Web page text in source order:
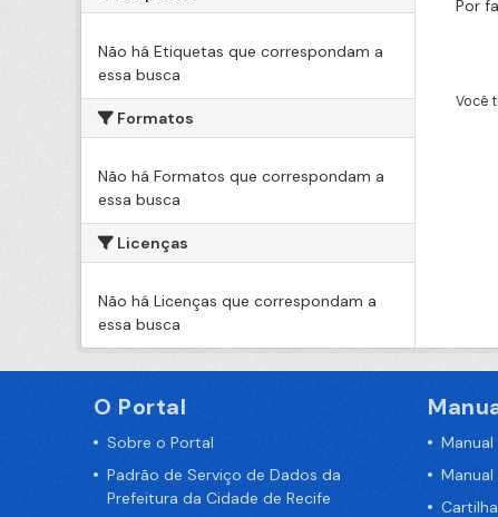
Não há Etiquetas que correspondam a
essa busca
Formatos
Não há Formatos que correspondam a
essa busca
Licenças
Não há Licenças que correspondam a
essa busca
Por
Você
O Portal
Sobre o Portal
Padrão de Serviço de Dados da
Prefeitura da Cidade de Recife